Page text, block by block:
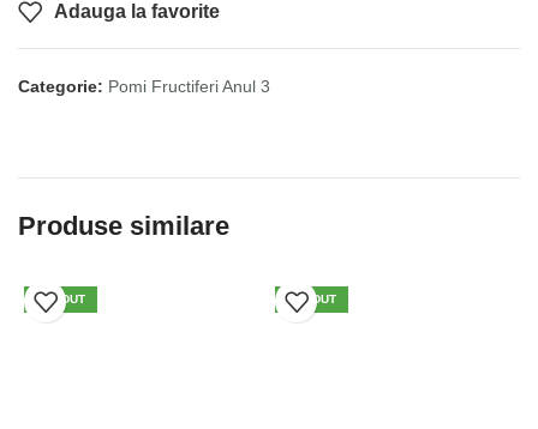
Adauga la favorite
Categorie: Pomi Fructiferi Anul 3
Produse similare
VÂNDUT VÂNDUT